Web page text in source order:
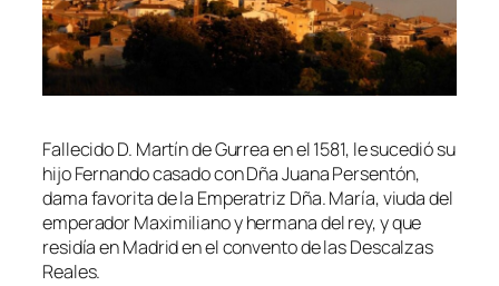
Fallecido D. Martín de Gurrea en el 1581, le sucedió su
hijo Fernando casado con Dña Juana Persentón,
dama favorita de la Emperatriz Dña. María, viuda del
emperador Maximiliano y hermana del rey, y que
residía en Madrid en el convento de las Descalzas
Reales.